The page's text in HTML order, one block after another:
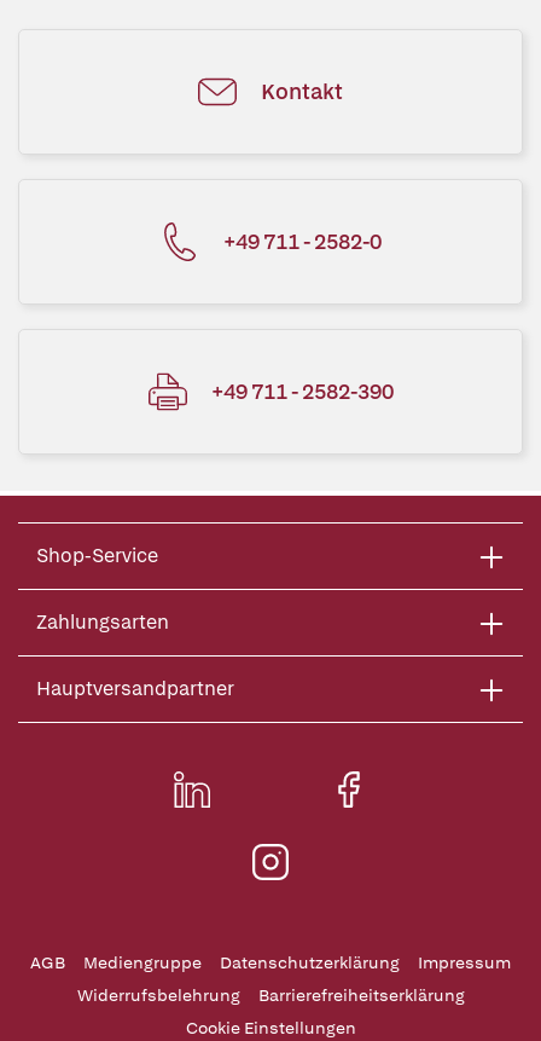
Kontakt
+49 711 - 2582-0
+49 711 - 2582-390
Shop-Service
Zahlungsarten
Hauptversandpartner
AGB Mediengruppe Datenschutzerklärung
Impressum
Widerrufsbelehrung
Barrierefreiheitserklärung
Cookie Einstellungen